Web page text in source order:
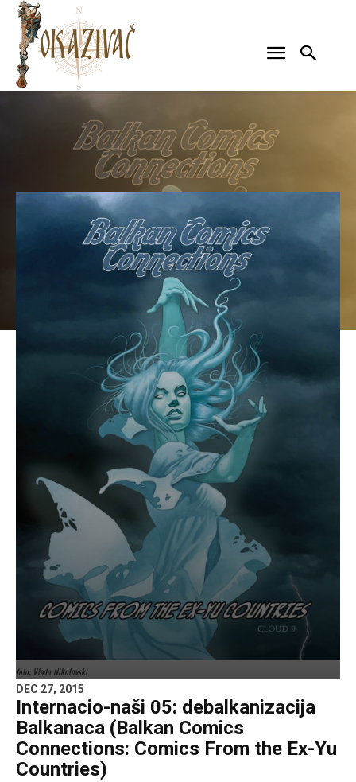
foto: Vlado Nikolovski
DEC 27, 2015
Internacio-naši 05: debalkanizacija
Balkanaca (Balkan Comics
Connections: Comics From the Ex-Yu
Countries)